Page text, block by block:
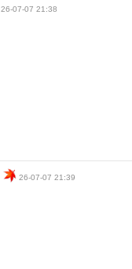
26-07-07 21:38
26-07-07 21:39